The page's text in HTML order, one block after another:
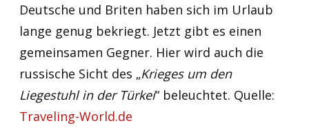
Deutsche und Briten haben sich im Urlaub
lange genug bekriegt. Jetzt gibt es einen
gemeinsamen Gegner. Hier wird auch die
russische Sicht des „Krieges um den
Liegestuhl in der Türkei“ beleuchtet. Quelle:
Traveling-World.de